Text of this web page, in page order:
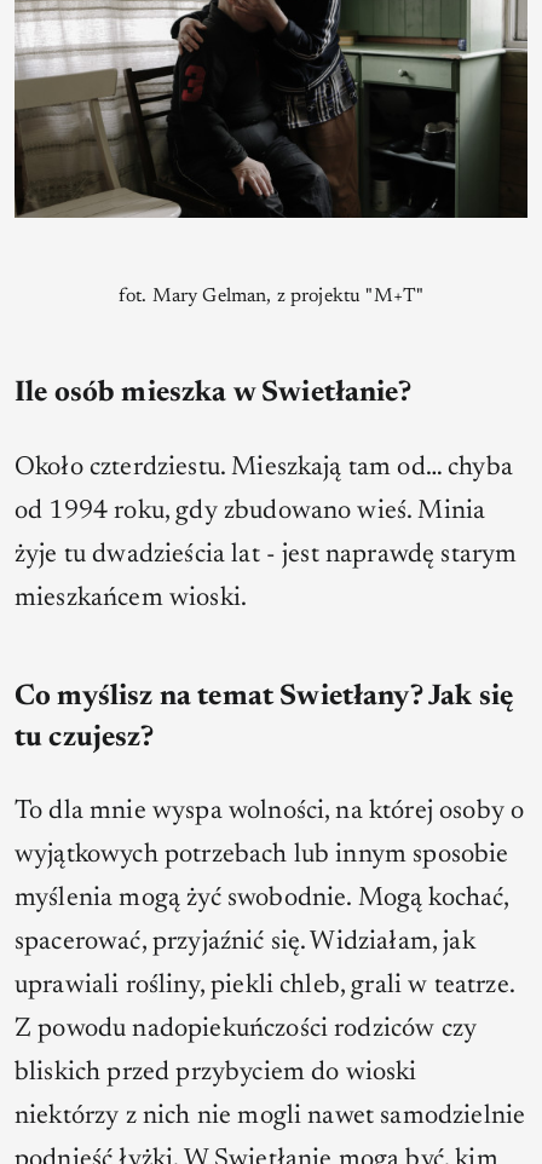
fot. Mary Gelman, z projektu "M+T"
Ile osób mieszka w Swietłanie?
Około czterdziestu. Mieszkają tam od… chyba
od 1994 roku, gdy zbudowano wieś. Minia
żyje tu dwadzieścia lat - jest naprawdę starym
mieszkańcem wioski.
Co myślisz na temat Swietłany? Jak się
tu czujesz?
To dla mnie wyspa wolności, na której osoby o
wyjątkowych potrzebach lub innym sposobie
myślenia mogą żyć swobodnie. Mogą kochać,
spacerować, przyjaźnić się. Widziałam, jak
uprawiali rośliny, piekli chleb, grali w teatrze.
Z powodu nadopiekuńczości rodziców czy
bliskich przed przybyciem do wioski
niektórzy z nich nie mogli nawet samodzielnie